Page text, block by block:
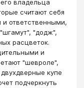
владельца
считают себя
ответственными,
"додж",
расцве­ток.
и
"шевроле",
купе
подчеркнуть